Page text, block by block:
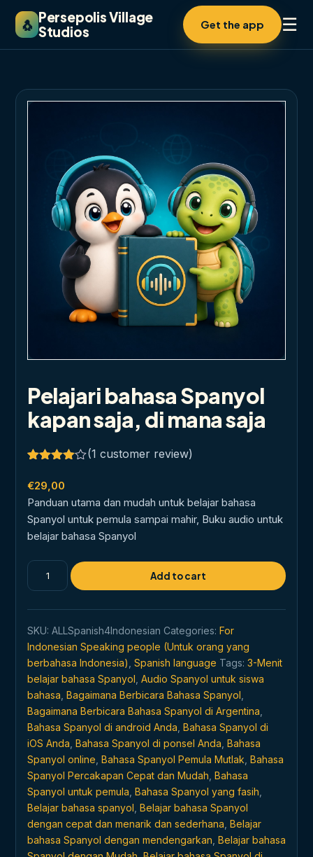
🐧 Persepolis Village
Studios
Get the app ☰
Pelajari bahasa Spanyol
kapan saja, di mana saja
4.00 out
of 5
based
on
customer
rating
(1 customer review)
€29,00
Panduan utama dan mudah untuk belajar bahasa
Spanyol untuk pemula sampai mahir, Buku audio untuk
belajar bahasa Spanyol
Pelajari
bahasa
saja,
di
mana
saja
quantity
Add to cart
SKU: ALLSpanish4Indonesian Categories: For
Indonesian Speaking people (Untuk orang yang
berbahasa Indonesia) Spanish language Tags: 3-Menit
belajar bahasa Spanyol Audio Spanyol untuk siswa
bahasa Bagaimana Berbicara Bahasa Spanyol
Bagaimana Berbicara Bahasa Spanyol di Argentina
Bahasa Spanyol di android Anda Bahasa Spanyol di
iOS Anda Bahasa Spanyol di ponsel Anda Bahasa
Spanyol online Bahasa Spanyol Pemula Mutlak Bahasa
Spanyol Percakapan Cepat dan Mudah Bahasa
Spanyol untuk pemula Bahasa Spanyol yang fasih
Belajar bahasa spanyol Belajar bahasa Spanyol
dengan cepat dan menarik dan sederhana Belajar
bahasa Spanyol dengan mendengarkan Belajar bahasa